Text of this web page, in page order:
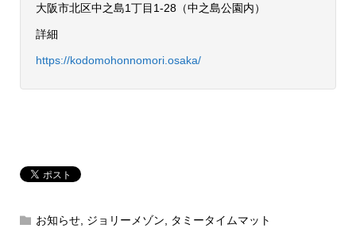
大阪市北区中之島1丁目1-28（中之島公園内）
詳細
https://kodomohonnomori.osaka/
お知らせ, ジョリーメゾン, タミータイムマット